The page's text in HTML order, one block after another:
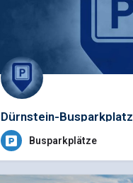
Dürnstein-Busparkplatz
Busparkplätze